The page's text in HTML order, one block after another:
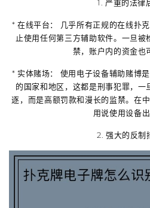
1. 严重的法律
* 在线平台： 几乎所有正规的在线扑
止使用任何第三方辅助软件。一旦被
禁，账户内的资金也
* 实体赌场： 使用电子设备辅助赌博是
的国家和地区，这都是刑事犯罪，一
逐，而是高额罚款和漫长的监禁。在
用说使用设备出
2. 强大的反制